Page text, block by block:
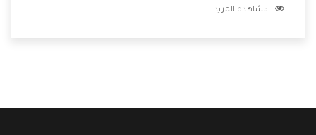
الشركة بها والتى تكون منها خدمة الصيانة التى تكون من أهم
مشاهدة المزيد